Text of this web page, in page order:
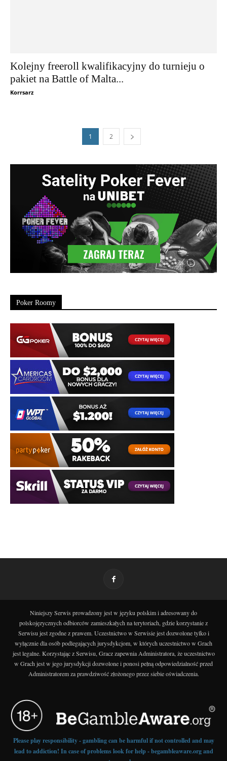
Kolejny freeroll kwalifikacyjny do turnieju o
pakiet na Battle of Malta...
Korrsarz
1 2
Poker Roomy
Niniejszy Serwis prowadzony jest w języku polskim i adresowany do
polskojęzycznych odbiorców zamieszkałych na terytoriach, gdzie korzystanie z
Serwisu jest zgodne z prawem. Uczestnictwo w Serwisie jest dozwolone tylko i
wyłącznie dla osób podlegających jurysdykcjom, w których uczestnictwo w Grach
jest legalne. Korzystając z Serwisu, Gracz zapewnia Administratora, że uczestnictwo
w Grach jest w jego jurysdykcji dozwolone i ponosi pełną odpowiedzialność przed
Administratorem za prawdziwość złożonego przez siebie oświadczenia.
Please play responsibility - gambling can be harmful if not controlled and may
lead to addiction! In case of problems look for help - begambleaware.org and